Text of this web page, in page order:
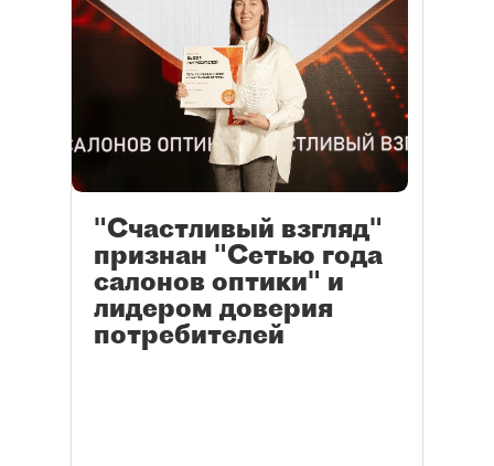
"Счастливый взгляд"
признан "Сетью года
салонов оптики" и
лидером доверия
потребителей